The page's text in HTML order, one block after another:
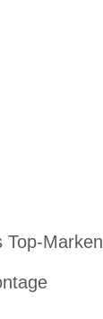
Top-Marken